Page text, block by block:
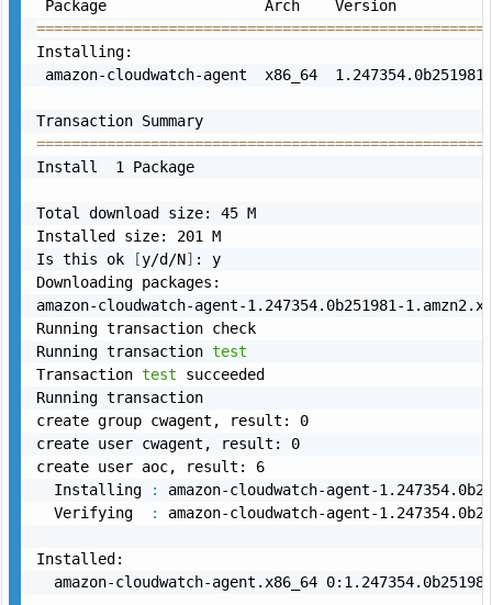
====================================================
Installing:
amazon-cloudwatch-agent  x86_64
====================================================
Install  1 Package
Total download size: 45 M
Installed size: 201 M
Is this ok
[y/d/N] : y
Downloading packages:
amazon-cloudwatch-agent-1.247354.0b251981-
Running transaction check
Running transaction test
Transaction test succeeded
Running transaction
create group cwagent, result: 0
create user cwagent, result: 0
create user aoc, result: 6
  Installing
:
amazon-cloudwatch-agent-
  Verifying
: amazon-cloudwatch-agent-
Installed:
amazon-cloudwatch-agent.x86_64